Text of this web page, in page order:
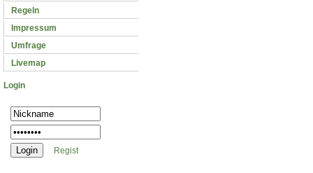
Regeln
Impressum
Umfrage
Livemap
Login
Regist